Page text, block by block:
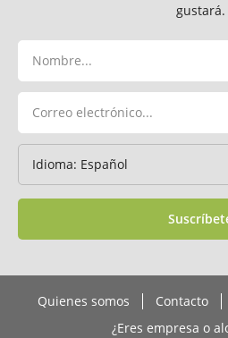
gustará.
Quienes somos Contacto
¿Eres empresa o